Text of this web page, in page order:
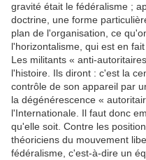
gravité était le fédéralisme ;
doctrine, une forme
plan de l'organisation, ce
l'horizontalisme, qui est en
Les militants « anti-
l'histoire. Ils diront : c'est la
contrôle de son appareil par
la dégénérescence «
l'Internationale. Il faut donc
qu'elle soit. Contre les
théoriciens du mouvement
fédéralisme, c'est-à-dire un